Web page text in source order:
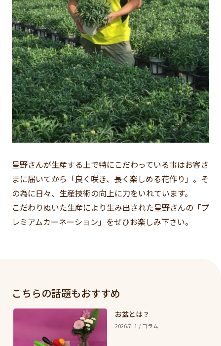
星野さんが生産する上で特にこだわっている事はお客さ
まに届いてから「良く咲き、長く楽しめる花作り」。そ
の為に日々、生産技術の向上に力をいれています。
こだわりぬいた生産により生み出された星野さんの「プ
レミアムカーネーション」をぜひお楽しみ下さい。
こちらの話題もおすすめ
お盆とは？
2026.7. 1 / コラム